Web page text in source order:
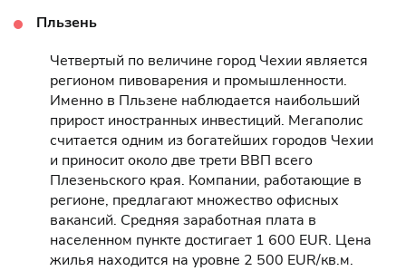
Пльзень
Четвертый по величине город Чехии является
регионом пивоварения и промышленности.
Именно в Пльзене наблюдается наибольший
прирост иностранных инвестиций. Мегаполис
считается одним из богатейших городов Чехии
и приносит около две трети ВВП всего
Плезеньского края. Компании, работающие в
регионе, предлагают множество офисных
вакансий. Средняя заработная плата в
населенном пункте достигает 1 600 EUR. Цена
жилья находится на уровне 2 500 EUR/кв.м.